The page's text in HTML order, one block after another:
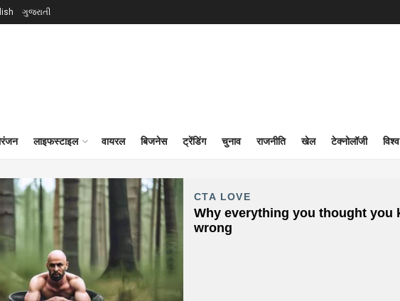
ગુજરાતી
लाइफस्टाइल वायरल बिजनेस ट्रेंडिंग चुनाव राजनीति खेल टेक्नोलॉजी विश्व